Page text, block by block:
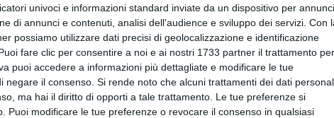
univoci e informazioni standard inviate da un dispositivo per annunci
di annunci e contenuti, analisi dell'audience e sviluppo dei servizi. Con
possiamo utilizzare dati precisi di geolocalizzazione e identificazione
fare clic per consentire a noi e ai nostri 1733 partner il trattamento per
puoi accedere a informazioni più dettagliate e modificare le tue
negare il consenso. Si rende noto che alcuni trattamenti dei dati
ma hai il diritto di opporti a tale trattamento. Le tue preferenze si
Puoi modificare le tue preferenze o revocare il consenso in qualsiasi